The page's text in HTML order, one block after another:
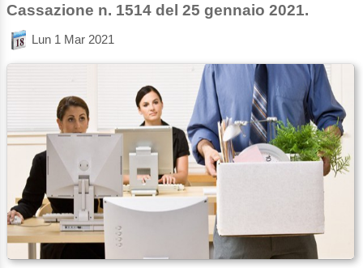
Cassazione n. 1514 del 25 gennaio 2021.
Lun 1 Mar 2021